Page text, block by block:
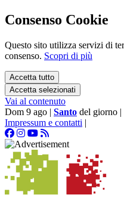
Consenso Cookie
Questo sito utilizza servizi di
consenso. Scopri di più
Accetta tutto
Accetta selezionati
Vai al contenuto
Dom 9 ago | Santo del giorno |
Impressum e contatti |